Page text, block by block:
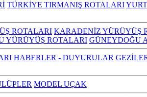
TÜRKİYE TIRMANIŞ ROTALARI
ROTALARI KARADENİZ YÜRÜYÜŞ
YÜRÜYÜŞ ROTALARI GÜNEYDOĞU
HABERLER - DUYURULAR
MODEL UÇAK